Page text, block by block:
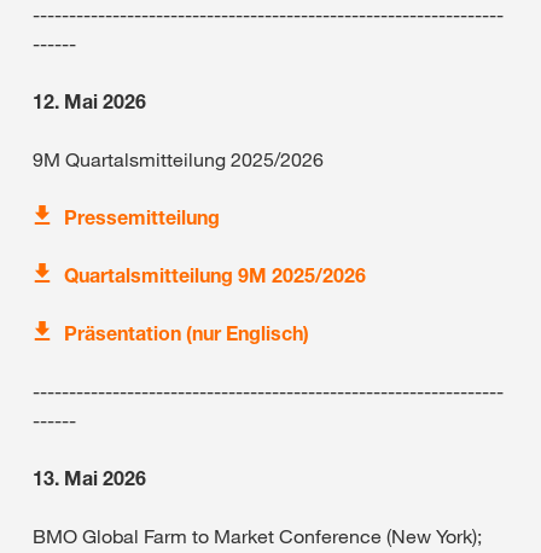
-----------------------------------------------------------------
------
12. Mai 2026
9M Quartalsmitteilung 2025/2026
Pressemitteilung
Quartalsmitteilung 9M 2025/2026
Präsentation (nur Englisch)
-----------------------------------------------------------------
------
13. Mai 2026
BMO Global Farm to Market Conference (New York);